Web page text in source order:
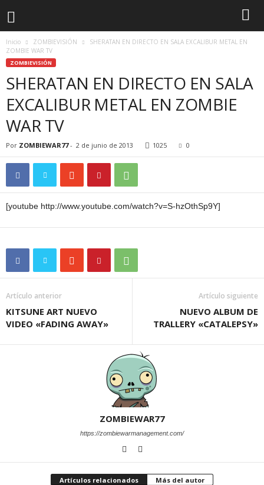
Inicio ZOMBIEVISIÓN
SHERATAN EN DIRECTO EN SALA EXCALIBUR METAL EN
ZOMBIE WAR TV
ZOMBIEVISIÓN
SHERATAN EN DIRECTO EN SALA
EXCALIBUR METAL EN ZOMBIE
WAR TV
Por ZOMBIEWAR77- 2 de junio de 2013 1025 0
[youtube http://www.youtube.com/watch?v=S-hzOthSp9Y]
Artículo anterior
KITSUNE ART NUEVO
VIDEO «FADING AWAY»
Artículo siguiente
NUEVO ALBUM DE
TRALLERY «CATALEPSY»
ZOMBIEWAR77
https://zombiewarmanagement.com/
Artículos relacionados Más del autor